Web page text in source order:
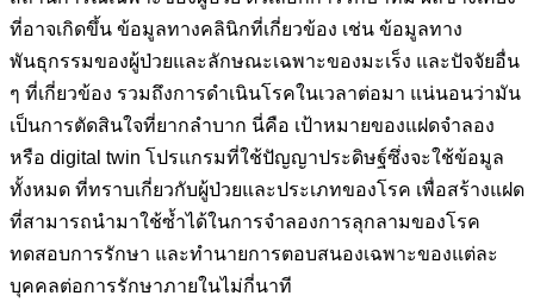
ที่อาจเกิดขึ้น ข้อมูลทางคลินิกที่เกี่ยวข้อง เช่น ข้อมูลทาง
พันธุกรรมของผู้ป่วยและลักษณะเฉพาะของมะเร็ง และปัจจัยอื่น
ๆ ที่เกี่ยวข้อง รวมถึงการดำเนินโรคในเวลาต่อมา แน่นอนว่ามัน
เป็นการตัดสินใจที่ยากลำบาก นี่คือ เป้าหมายของแฝดจำลอง
หรือ digital twin โปรแกรมที่ใช้ปัญญาประดิษฐ์ซึ่งจะใช้ข้อมูล
ทั้งหมด ที่ทราบเกี่ยวกับผู้ป่วยและประเภทของโรค เพื่อสร้างแฝด
ที่สามารถนำมาใช้ซ้ำได้ในการจำลองการลุกลามของโรค
ทดสอบการรักษา และทำนายการตอบสนองเฉพาะของแต่ละ
บุคคลต่อการรักษาภายในไม่กี่นาที